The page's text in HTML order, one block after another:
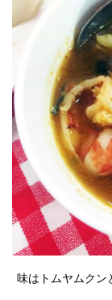
味はトムヤムクン